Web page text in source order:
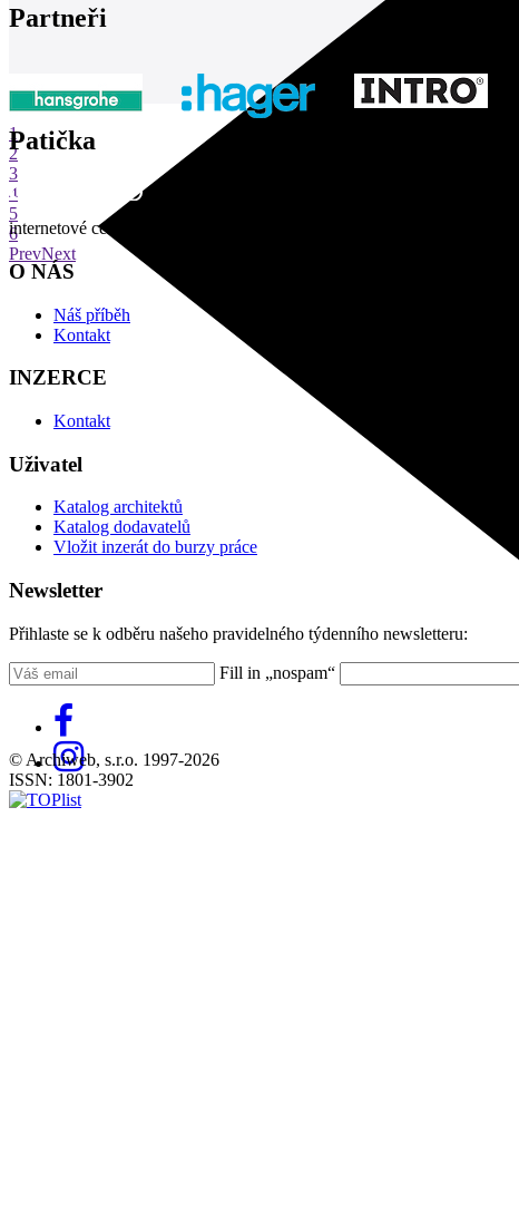
Partneři
1
2
3
4
5
6
PrevNext
Patička
internetové centrum architektury
O NÁS
Náš příběh
Kontakt
INZERCE
Kontakt
Uživatel
Katalog architektů
Katalog dodavatelů
Vložit inzerát do burzy práce
Newsletter
Přihlaste se k odběru našeho pravidelného týdenního newsletteru:
Fill in „nospam“
© Archiweb, s.r.o. 1997-2026
ISSN: 1801-3902